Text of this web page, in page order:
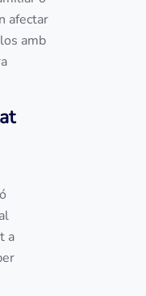
afectar
amb
a